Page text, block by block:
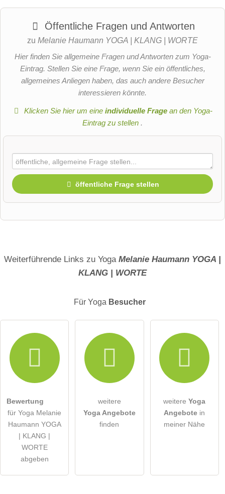
Öffentliche Fragen und Antworten
zu Melanie Haumann YOGA | KLANG | WORTE
Hier finden Sie allgemeine Fragen und Antworten zum Yoga-
Eintrag. Stellen Sie eine Frage, wenn Sie ein öffentliches,
allgemeines Anliegen haben, das auch andere Besucher
interessieren könnte.
Klicken Sie hier um eineindividuelle Frage an den Yoga-
Eintrag zu stellen .
öffentliche Frage stellen
Hiermit akzeptiere ich die .
Die Datenschutzerklärunghabe ich zur Kenntnis genommen.
Hinweis:Bitte beachten Sie, öffentliche Fragen sindfür alle
Besucher sichtbar
Klicken Sie hier um eine
Eintrag zu stellen
Weiterführende Links zu Yoga Melanie Haumann YOGA |
KLANG | WORTE
Für Yoga Besucher
Bewertung
für Yoga Melanie
Haumann YOGA
| KLANG |
WORTE
abgeben
weitere
Yoga Angebote
finden
weitereYoga
Angebote in
meiner Nähe